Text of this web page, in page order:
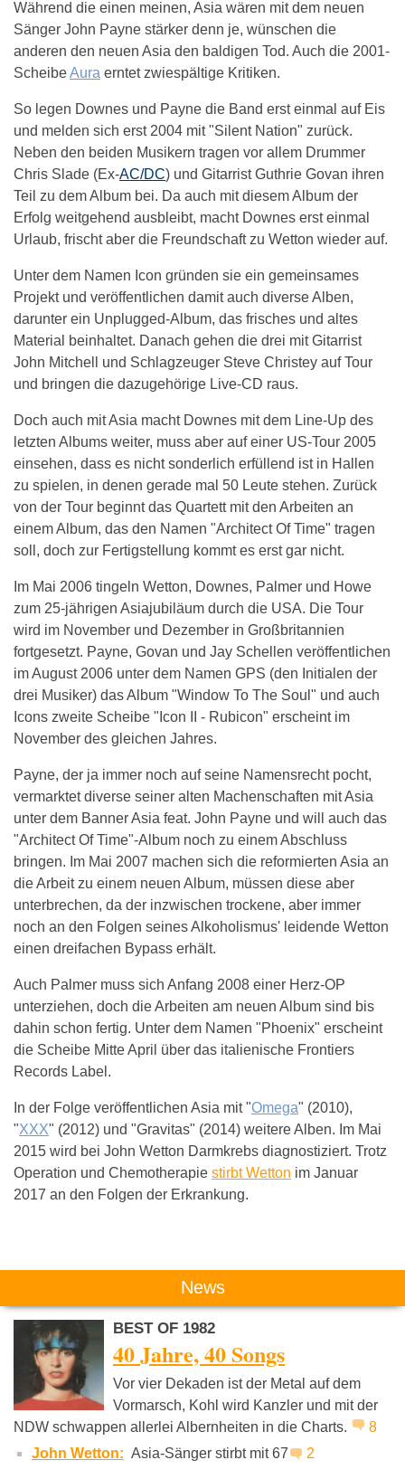
Während die einen meinen, Asia wären mit dem neuen
Sänger John Payne stärker denn je, wünschen die
anderen den neuen Asia den baldigen Tod. Auch die 2001-
ScheibeAura erntet zwiespältige Kritiken.
So legen Downes und Payne die Band erst einmal auf Eis
und melden sich erst 2004 mit "Silent Nation" zurück.
Neben den beiden Musikern tragen vor allem Drummer
Chris Slade (Ex-AC/DC) und Gitarrist Guthrie Govan ihren
Teil zu dem Album bei. Da auch mit diesem Album der
Erfolg weitgehend ausbleibt, macht Downes erst einmal
Urlaub, frischt aber die Freundschaft zu Wetton wieder auf.
Unter dem Namen Icon gründen sie ein gemeinsames
Projekt und veröffentlichen damit auch diverse Alben,
darunter ein Unplugged-Album, das frisches und altes
Material beinhaltet. Danach gehen die drei mit Gitarrist
John Mitchell und Schlagzeuger Steve Christey auf Tour
und bringen die dazugehörige Live-CD raus.
Doch auch mit Asia macht Downes mit dem Line-Up des
letzten Albums weiter, muss aber auf einer US-Tour 2005
einsehen, dass es nicht sonderlich erfüllend ist in Hallen
zu spielen, in denen gerade mal 50 Leute stehen. Zurück
von der Tour beginnt das Quartett mit den Arbeiten an
einem Album, das den Namen "Architect Of Time" tragen
soll, doch zur Fertigstellung kommt es erst gar nicht.
Im Mai 2006 tingeln Wetton, Downes, Palmer und Howe
zum 25-jährigen Asiajubiläum durch die USA. Die Tour
wird im November und Dezember in Großbritannien
fortgesetzt. Payne, Govan und Jay Schellen veröffentlichen
im August 2006 unter dem Namen GPS (den Initialen der
drei Musiker) das Album "Window To The Soul" und auch
Icons zweite Scheibe "Icon II - Rubicon" erscheint im
November des gleichen Jahres.
Payne, der ja immer noch auf seine Namensrecht pocht,
vermarktet diverse seiner alten Machenschaften mit Asia
unter dem Banner Asia feat. John Payne und will auch das
"Architect Of Time"-Album noch zu einem Abschluss
bringen. Im Mai 2007 machen sich die reformierten Asia an
die Arbeit zu einem neuen Album, müssen diese aber
unterbrechen, da der inzwischen trockene, aber immer
noch an den Folgen seines Alkoholismus' leidende Wetton
einen dreifachen Bypass erhält.
Auch Palmer muss sich Anfang 2008 einer Herz-OP
unterziehen, doch die Arbeiten am neuen Album sind bis
dahin schon fertig. Unter dem Namen "Phoenix" erscheint
die Scheibe Mitte April über das italienische Frontiers
Records Label.
In der Folge veröffentlichen Asia mit "Omega" (2010),
"XXX" (2012) und "Gravitas" (2014) weitere Alben. Im Mai
2015 wird bei John Wetton Darmkrebs diagnostiziert. Trotz
Operation und Chemotherapie stirbt Wetton im Januar
2017 an den Folgen der Erkrankung.
Das könnte Dich auch interessieren:
Peter Gabriel Sparks King
News
BEST OF 1982
40 Jahre, 40 Songs
Vor vier Dekaden ist der Metal auf dem
Vormarsch, Kohl wird Kanzler und mit der
NDW schwappen allerlei Albernheiten in die Charts.
8
John Wetton: Asia-Sänger stirbt mit 67 2